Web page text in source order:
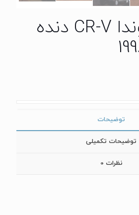
خودرو هوندا CR-V دنده
توضیحات
توضیحات تکمیلی
نظرات 0